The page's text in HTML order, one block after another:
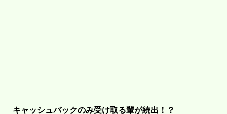
キャッシュバックのみ受け取る輩が続出！？